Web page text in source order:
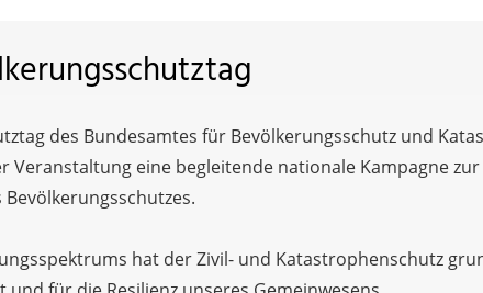
des Bundesamtes für Bevölkerungsschutz und
eine begleitende nationale Kampagne
hat der Zivil- und Katastrophenschutz